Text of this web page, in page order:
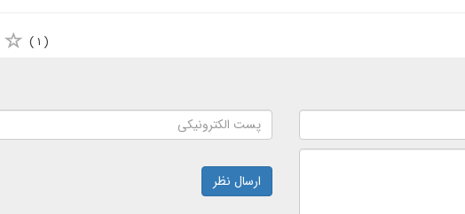
( ۱ )
ارسال نظر